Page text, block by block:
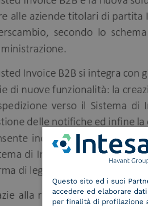
Questo sito ed i suoi
accedere ed elaborare
per finalità di profilazione